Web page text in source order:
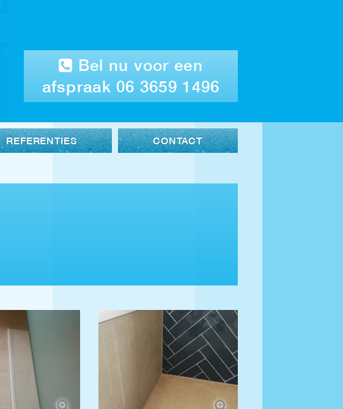
Bel nu voor een
afspraak 06 3659 1496
REFERENTIES CONTACT